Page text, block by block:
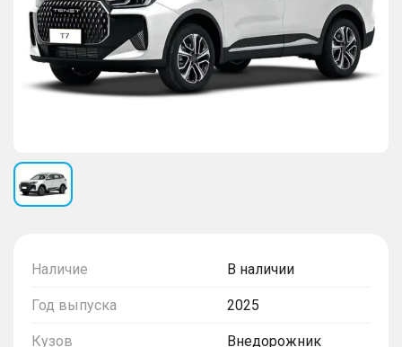
Наличие В наличии
Год выпуска 2025
Кузов Внедорожник